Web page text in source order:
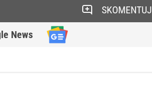
News
SKOMENTUJ